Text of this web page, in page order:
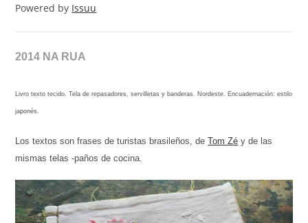
Powered by Issuu
2014 NA RUA
Livro texto tecido. Tela de repasadores, servilletas y banderas. Nordeste. Encuadernación: estilo
japonés.
Los textos son frases de turistas brasileños, deTom Zé y de las
mismas telas -paños de cocina.